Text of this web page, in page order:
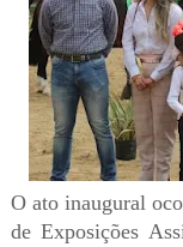
O ato inaugural
de Exposições